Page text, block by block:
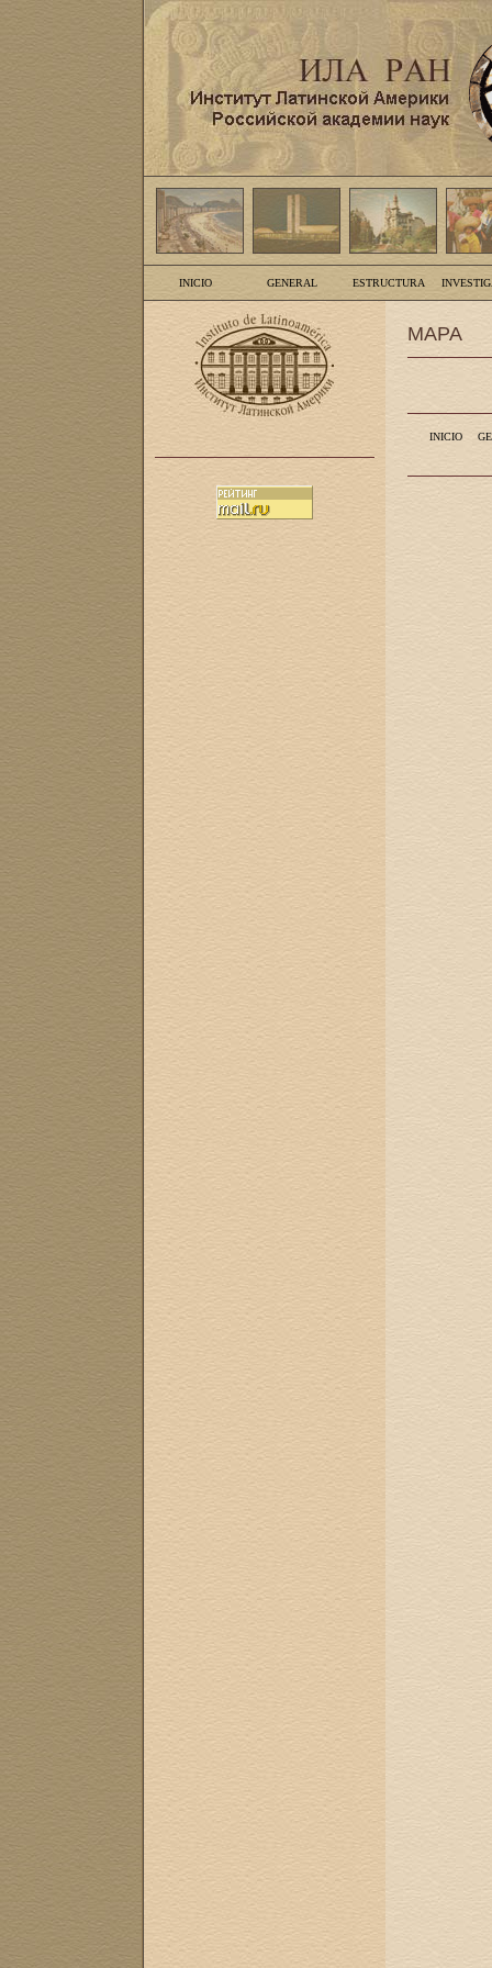
INICIO GENERAL ESTRUCTURA
MAPA
INICIO